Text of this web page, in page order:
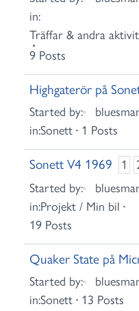
in:
Träffar & andra
9 Posts
Highgaterör på
Started by:
in:Sonett 1 Posts
Sonett V4 1969 1
Started by:
in:Projekt / Min bil
19 Posts
Quaker State på
Started by:
in:Sonett 13 Posts